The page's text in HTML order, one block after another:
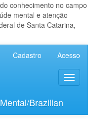
conhecimento no campo
mental e atenção
de Santa Catarina,
Cadastro Acesso
Brazilian